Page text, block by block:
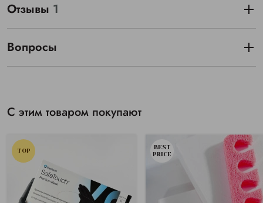
Отзывы 1
Вопросы
С этим товаром покупают
TOP
BEST
PRICE